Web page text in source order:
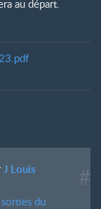
au départ.
#
J Louis
du